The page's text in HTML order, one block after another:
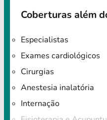
Coberturas além
Especialistas
Exames cardiológicos
Cirurgias
Anestesia inalatória
Internação